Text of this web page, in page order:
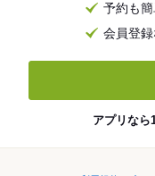
予約も
会員登
アプリなら